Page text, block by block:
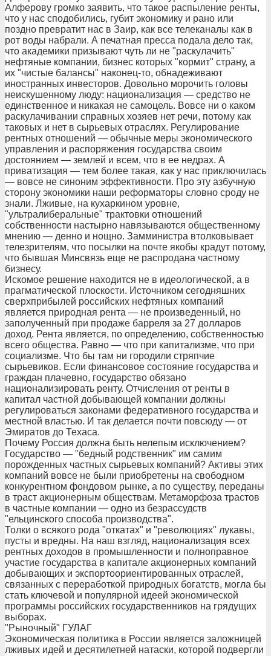
Алферову громко заявить, что такое распыление ренты,
что у нас сподобились, губит экономику и рано или
поздно превратит нас в Заир, как все телеканалы как в
рот воды набрали. А печатная пресса подала дело так,
что академики призывают чуть ли не "раскулачить"
нефтяные компании, бизнес которых "кормит" страну, а
их "чистые балансы" наконец-то, обнадеживают
иностранных инвесторов. Довольно морочить головы
неискушенному люду: национализация — средство не
единственное и никакая не самоцель. Вовсе ни о каком
раскулачивании справных хозяев нет речи, потому как
таковых и нет в сырьевых отраслях. Регулирование
рентных отношений — обычные меры экономического
управления и распоряжения государства своим
достоянием — землей и всем, что в ее недрах. А
приватизация — тем более такая, как у нас приключилась
— вовсе не синоним эффективности. Про эту азбучную
сторону экономики наши реформаторы словно сроду не
знали. Лживые, на кухаркином уровне,
"ультралиберальные" трактовки отношений
собственности настырно навязываются общественному
мнению — денно и нощно. Замминистра втолковывает
телезрителям, что посылки на почте якобы крадут потому,
что бывшая Минсвязь еще не распродана частному
бизнесу.
Искомое решение находится не в идеологической, а в
прагматической плоскости. Источником сегодняшних
сверхприбылей российских нефтяных компаний
является природная рента — не произведенный, но
заполученный при продаже барреля за 27 долларов
доход. Рента является, по определению, собственностью
всего общества. Равно — что при капитализме, что при
социализме. Что бы там ни городили стряпчие
сырьевиков. Если финансовое состояние государства и
граждан плачевно, государство обязано
национализировать ренту. Отчисления от ренты в
капитал частной добывающей компании должны
регулироваться законами федеративного государства и
местной властью. И так делается почти повсюду — от
Эмиратов до Техаса.
Почему Россия должна быть нелепым исключением?
Государство — "бедный родственник" им самим
порожденных частных сырьевых компаний? Активы этих
компаний вовсе не были приобретены на свободном
конкурентном фондовом рынке, а по существу, переданы
в траст акционерным обществам. Метаморфоза трастов
в частные компании — одно из безрассудств
"ельцинского способа производства".
Толки о всякого рода "откатах" и "революциях" лукавы,
пусты и вредны. На наш взгляд, национализация всех
рентных доходов в промышленности и полноправное
участие государства в капитале акционерных компаний
добывающих и экспортоориентированных отраслей,
связанных с переработкой природных богатств, могла бы
стать ключевой и популярной идеей экономической
программы российских государственников на грядущих
выборах.
"Рыночный" ГУЛАГ
Экономическая политика в России является заложницей
лживых идей и десятилетней натаски, которой подвергли